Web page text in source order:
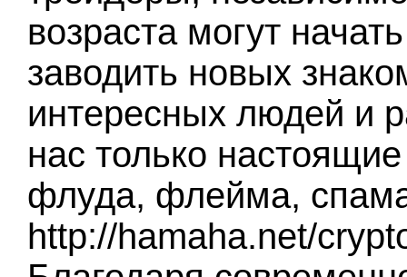
возраста могут
заводить новых
интересных людей и
нас только
флуда, флейма,
http://hamaha.net/